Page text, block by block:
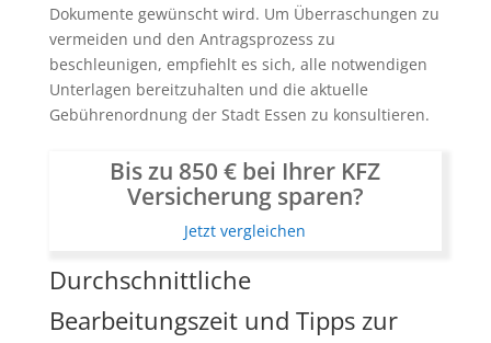
Dokumente gewünscht wird. Um Überraschungen zu
vermeiden und den Antragsprozess zu
beschleunigen, empfiehlt es sich, alle notwendigen
Unterlagen bereitzuhalten und die aktuelle
Gebührenordnung der Stadt Essen zu konsultieren.
Bis zu 850 € bei Ihrer KFZ
Versicherung sparen?
Jetzt vergleichen
Durchschnittliche
Bearbeitungszeit und Tipps zur